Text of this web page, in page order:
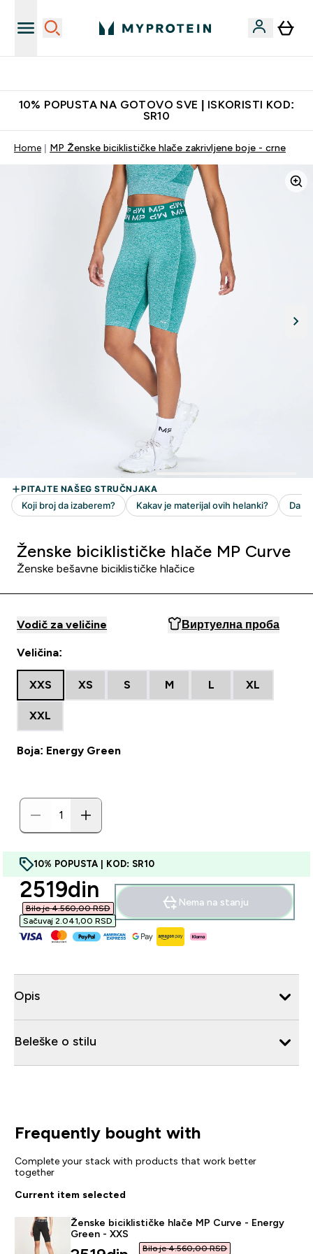
10% POPUSTA NA GOTOVO SVE | ISKORISTI KOD:
SR10
Home MP Ženske biciklističke hlače zakrivljene boje - crne
Ženske biciklističke hlače MP Curve
Ženske bešavne biciklističke hlačice
Vodič za veličine Виртуелна проба
Veličina:
XXS XS S M L XL
XXL
Boja: Energy Green
10% POPUSTA | KOD: SR10
discounted price
2519din‎
Bilo je 4.560,00 RSD‎
Sačuvaj 2.041,00 RSD‎
Nema na stanju
Opis
Beleške o stilu
Frequently bought with
Complete your stack with products that work better
together
Current item selected
Ženske biciklističke hlače MP Curve - Energy
Green - XXS
Bilo je 4.560,00 RSD‎